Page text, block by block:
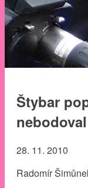
Štybar
nebodoval
28. 11. 2010
Radomír